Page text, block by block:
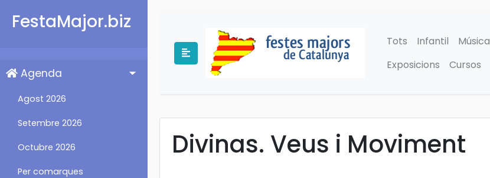
FestaMajor.biz
Agenda
Agost 2026
Setembre 2026
Octubre 2026
Per comarques
Tots Infantil Música
Exposicions
Cursos
Divinas. Veus i Moviment